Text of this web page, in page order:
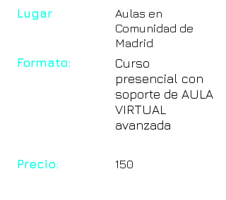
Lugar
Aulas en
Comunidad de
Madrid
Formato:
Curso
presencial con
soporte de AULA
VIRTUAL
avanzada
Precio: 150